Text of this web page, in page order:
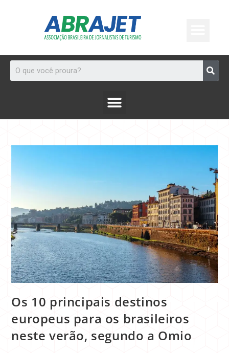
Os 10 principais destinos
europeus para os brasileiros
neste verão, segundo a Omio